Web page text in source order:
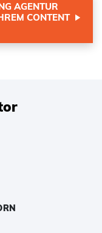
AGENTUR
CONTENT